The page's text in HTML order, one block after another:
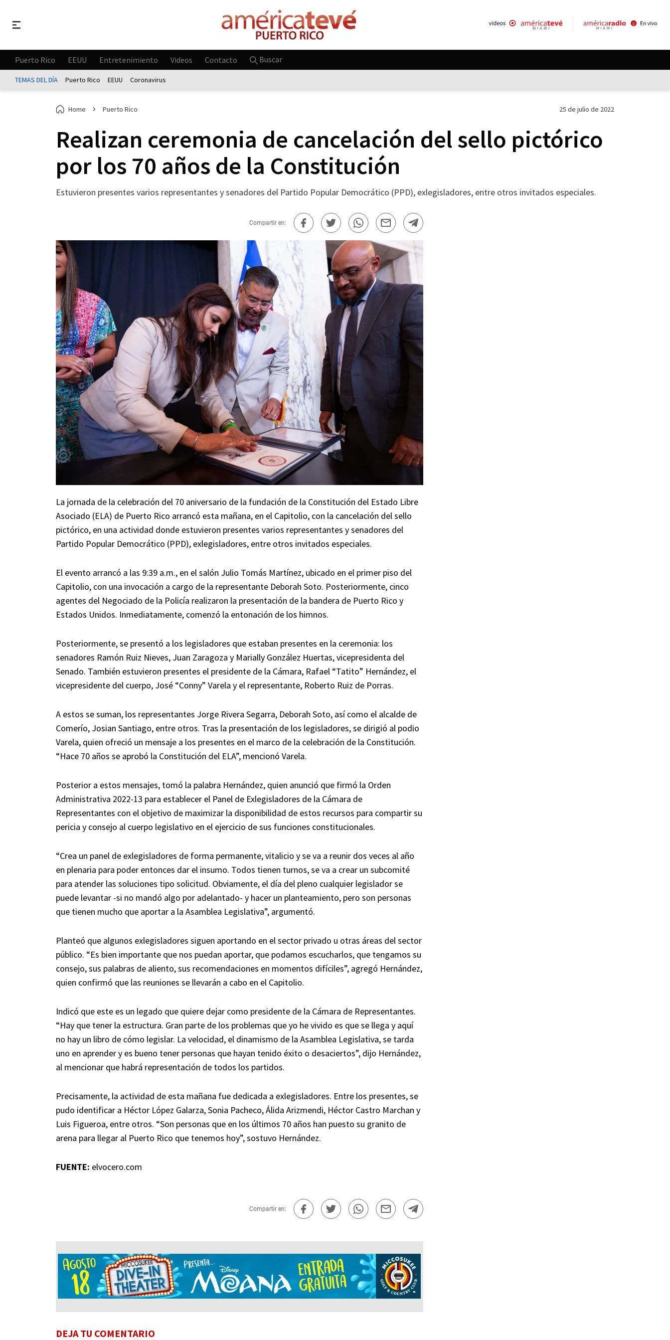
Puerto Rico EEUU Entretenimiento Videos Contacto Buscar
TEMAS DEL DÍA Puerto Rico EEUU Coronavirus
Home Puerto Rico 25 de julio de 2022
Realizan ceremonia de cancelación del sello pictórico
por los 70 años de la Constitución
Estuvieron presentes varios representantes y senadores del Partido Popular Democrático (PPD), exlegisladores, entre otros invitados especiales.
Compartir en:
La jornada de la celebración del 70 aniversario de la fundación de la Constitución del Estado Libre
Asociado (ELA) de Puerto Rico arrancó esta mañana, en el Capitolio, con la cancelación del sello
pictórico, en una actividad donde estuvieron presentes varios representantes y senadores del
Partido Popular Democrático (PPD), exlegisladores, entre otros invitados especiales.
El evento arrancó a las 9:39 a.m., en el salón Julio Tomás Martínez, ubicado en el primer piso del
Capitolio, con una invocación a cargo de la representante Deborah Soto. Posteriormente, cinco
agentes del Negociado de la Policía realizaron la presentación de la bandera de Puerto Rico y
Estados Unidos. Inmediatamente, comenzó la entonación de los himnos.
Posteriormente, se presentó a los legisladores que estaban presentes en la ceremonia: los
senadores Ramón Ruiz Nieves, Juan Zaragoza y Marially González Huertas, vicepresidenta del
Senado. También estuvieron presentes el presidente de la Cámara, Rafael “Tatito” Hernández, el
vicepresidente del cuerpo, José “Conny” Varela y el representante, Roberto Ruiz de Porras.
A estos se suman, los representantes Jorge Rivera Segarra, Deborah Soto, así como el alcalde de
Comerío, Josian Santiago, entre otros. Tras la presentación de los legisladores, se dirigió al podio
Varela, quien ofreció un mensaje a los presentes en el marco de la celebración de la Constitución.
“Hace 70 años se aprobó la Constitución del ELA”, mencionó Varela.
Posterior a estos mensajes, tomó la palabra Hernández, quien anunció que firmó la Orden
Administrativa 2022-13 para establecer el Panel de Exlegisladores de la Cámara de
Representantes con el objetivo de maximizar la disponibilidad de estos recursos para compartir su
pericia y consejo al cuerpo legislativo en el ejercicio de sus funciones constitucionales.
“Crea un panel de exlegisladores de forma permanente, vitalicio y se va a reunir dos veces al año
en plenaria para poder entonces dar el insumo. Todos tienen turnos, se va a crear un subcomité
para atender las soluciones tipo solicitud. Obviamente, el día del pleno cualquier legislador se
puede levantar -si no mandó algo por adelantado- y hacer un planteamiento, pero son personas
que tienen mucho que aportar a la Asamblea Legislativa”, argumentó.
Planteó que algunos exlegisladores siguen aportando en el sector privado u otras áreas del sector
público. “Es bien importante que nos puedan aportar, que podamos escucharlos, que tengamos su
consejo, sus palabras de aliento, sus recomendaciones en momentos difíciles”, agregó Hernández,
quien confirmó que las reuniones se llevarán a cabo en el Capitolio.
Indicó que este es un legado que quiere dejar como presidente de la Cámara de Representantes.
“Hay que tener la estructura. Gran parte de los problemas que yo he vivido es que se llega y aquí
no hay un libro de cómo legislar. La velocidad, el dinamismo de la Asamblea Legislativa, se tarda
uno en aprender y es bueno tener personas que hayan tenido éxito o desaciertos”, dijo Hernández,
al mencionar que habrá representación de todos los partidos.
Precisamente, la actividad de esta mañana fue dedicada a exlegisladores. Entre los presentes, se
pudo identificar a Héctor López Galarza, Sonia Pacheco, Álida Arizmendi, Héctor Castro Marchan y
Luis Figueroa, entre otros. “Son personas que en los últimos 70 años han puesto su granito de
arena para llegar al Puerto Rico que tenemos hoy”, sostuvo Hernández.
FUENTE: elvocero.com
Compartir en:
DEJA TU COMENTARIO